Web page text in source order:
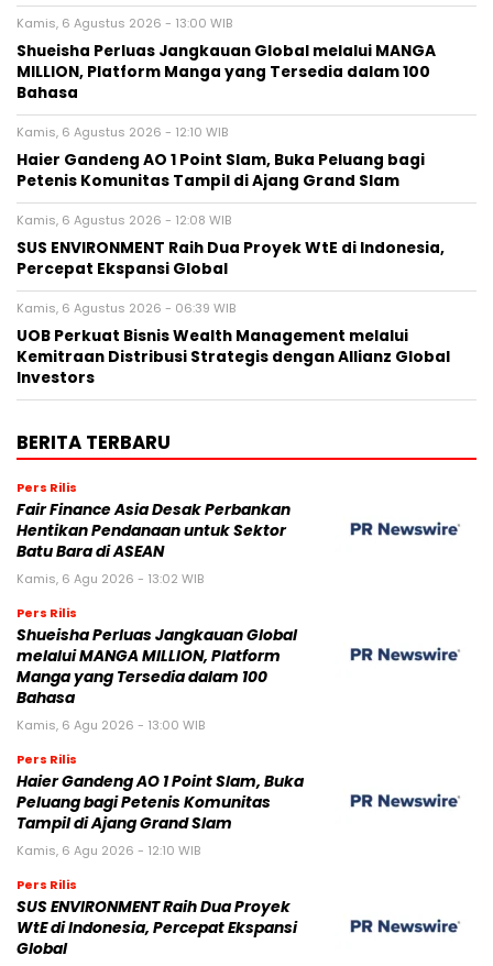
Kamis, 6 Agustus 2026 - 13:00 WIB
Shueisha Perluas Jangkauan Global melalui MANGA
MILLION, Platform Manga yang Tersedia dalam 100
Bahasa
Kamis, 6 Agustus 2026 - 12:10 WIB
Haier Gandeng AO 1 Point Slam, Buka Peluang bagi
Petenis Komunitas Tampil di Ajang Grand Slam
Kamis, 6 Agustus 2026 - 12:08 WIB
SUS ENVIRONMENT Raih Dua Proyek WtE di Indonesia,
Percepat Ekspansi Global
Kamis, 6 Agustus 2026 - 06:39 WIB
UOB Perkuat Bisnis Wealth Management melalui
Kemitraan Distribusi Strategis dengan Allianz Global
Investors
BERITA TERBARU
Pers Rilis
Fair Finance Asia Desak Perbankan
Hentikan Pendanaan untuk Sektor
Batu Bara di ASEAN
Kamis, 6 Agu 2026 - 13:02 WIB
Pers Rilis
Shueisha Perluas Jangkauan Global
melalui MANGA MILLION, Platform
Manga yang Tersedia dalam 100
Bahasa
Kamis, 6 Agu 2026 - 13:00 WIB
Pers Rilis
Haier Gandeng AO 1 Point Slam, Buka
Peluang bagi Petenis Komunitas
Tampil di Ajang Grand Slam
Kamis, 6 Agu 2026 - 12:10 WIB
Pers Rilis
SUS ENVIRONMENT Raih Dua Proyek
WtE di Indonesia, Percepat Ekspansi
Global